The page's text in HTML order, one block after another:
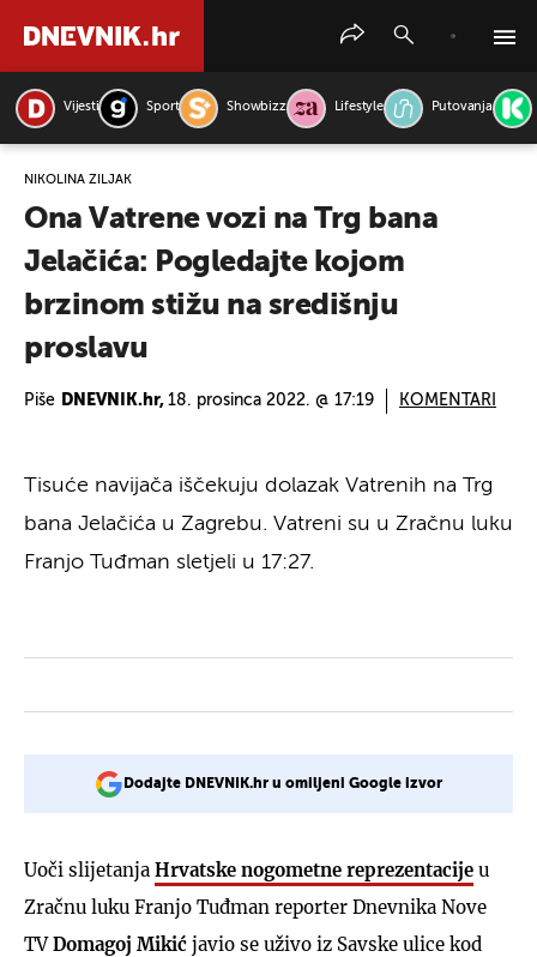
Vijesti Sport Showbizz Lifestyle Putovanja
NIKOLINA ŽILJAK
Ona Vatrene vozi na Trg bana
Jelačića: Pogledajte kojom
brzinom stižu na središnju
proslavu
Piše DNEVNIK.hr, 18. prosinca 2022. @ 17:19 KOMENTARI
Tisuće navijača iščekuju dolazak Vatrenih na Trg
bana Jelačića u Zagrebu. Vatreni su u Zračnu luku
Franjo Tuđman sletjeli u 17:27.
Dodajte DNEVNIK.hr u omiljeni Google izvor
Uoči slijetanja Hrvatske nogometne reprezentacije u
Zračnu luku Franjo Tuđman reporter Dnevnika Nove
TVDomagoj Mikić javio se uživo iz Savske ulice kod
PRETRAŽITE VIJESTI